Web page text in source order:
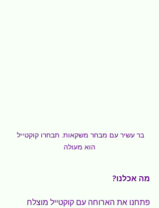
בר עשיר עם מבחר משקאות. תבחרו קוקטייל
הוא מעולה
מה אכלנו?
פתחנו את הארוחה עם קוקטייל מוצלח